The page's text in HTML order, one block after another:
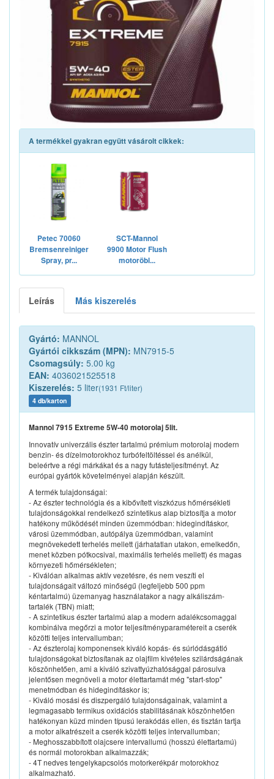
A termékkel gyakran együtt vásárolt cikkek:
Petec 70060
Bremsenreiniger
Spray, pr...
SCT-Mannol
9900 Motor Flush
motoröbl...
Leírás Más kiszerelés
Gyártó: MANNOL
Gyártói cikkszám (MPN): MN7915-5
Csomagsúly: 5.00 kg
EAN: 4036021525518
Kiszerelés: 5 liter(1931 Ft/liter)
4 db/karton
Mannol 7915 Extreme 5W-40 motorolaj 5lit.
Innovatív univerzális észter tartalmú prémium motorolaj modern
benzin- és dízelmotorokhoz turbófeltöltéssel és anélkül,
beleértve a régi márkákat és a nagy futásteljesítményt. Az
európai gyártók követelményei alapján készült.
A termék tulajdonságai:
- Az észter technológia és a kibővített viszkózus hőmérsékleti
tulajdonságokkal rendelkező szintetikus alap biztosítja a motor
hatékony működését minden üzemmódban: hidegindításkor,
városi üzemmódban, autópálya üzemmódban, valamint
megnövekedett terhelés mellett (járhatatlan utakon, emelkedőn,
menet közben pótkocsival, maximális terhelés mellett) és magas
környezeti hőmérsékleten;
- Kiválóan alkalmas aktív vezetésre, és nem veszíti el
tulajdonságait változó minőségű (legfeljebb 500 ppm
kéntartalmú) üzemanyag használatakor a nagy alkáliszám-
tartalék (TBN) miatt;
- A szintetikus észter tartalmú alap a modern adalékcsomaggal
kombinálva megőrzi a motor teljesítményparamétereit a cserék
közötti teljes intervallumban;
- Az észterolaj komponensek kiváló kopás- és súrlódásgátló
tulajdonságokat biztosítanak az olajfilm kivételes szilárdságának
köszönhetően, ami a kiváló szivattyúzhatósággal párosulva
jelentősen megnöveli a motor élettartamát még "start-stop"
menetmódban és hidegindításkor is;
- Kiváló mosási és diszpergáló tulajdonságainak, valamint a
legmagasabb termikus oxidációs stabilitásának köszönhetően
hatékonyan küzd minden típusú lerakódás ellen, és tisztán tartja
a motor alkatrészeit a cserék közötti teljes intervallumban;
- Meghosszabbított olajcsere intervallumú (hosszú élettartamú)
és normál motorokban alkalmazzák;
- 4T nedves tengelykapcsolós motorkerékpár motorokhoz
alkalmazható.